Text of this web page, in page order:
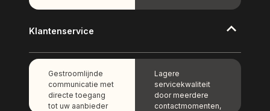
Klantenservice
Gestroomlijnde
communicatie met
directe toegang
tot uw aanbieder
Lagere
servicekwaliteit
door meerdere
contactmomenten,